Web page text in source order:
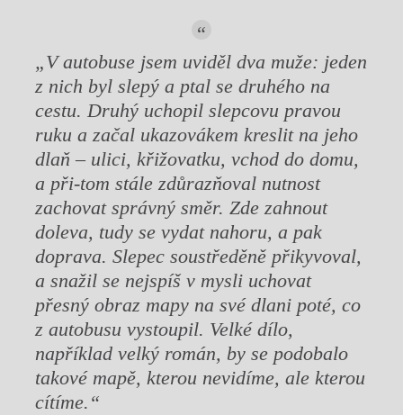
„V autobuse jsem uviděl dva muže: jeden
z nich byl slepý a ptal se druhého na
cestu. Druhý uchopil slepcovu pravou
ruku a začal ukazovákem kreslit na jeho
dlaň – ulici, křižovatku, vchod do domu,
a při-tom stále zdůrazňoval nutnost
zachovat správný směr. Zde zahnout
doleva, tudy se vydat nahoru, a pak
doprava. Slepec soustředěně přikyvoval,
a snažil se nejspíš v mysli uchovat
přesný obraz mapy na své dlani poté, co
z autobusu vystoupil. Velké dílo,
například velký román, by se podobalo
takové mapě, kterou nevidíme, ale kterou
cítíme.“